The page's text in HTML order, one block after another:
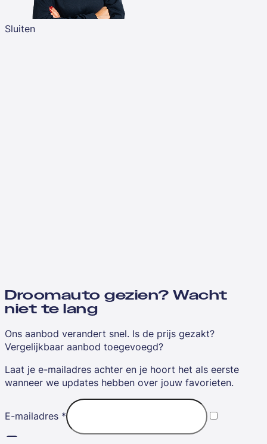
Sluiten
Droomauto gezien? Wacht
niet te lang
Ons aanbod verandert snel. Is de prijs gezakt?
Vergelijkbaar aanbod toegevoegd?
Laat je e-mailadres achter en je hoort het als eerste
wanneer we updates hebben over jouw favorieten.
E-mailadres *